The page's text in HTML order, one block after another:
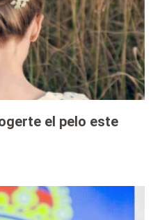
el pelo este